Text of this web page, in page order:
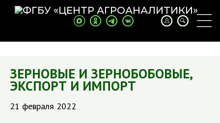
ЗЕРНОВЫЕ И ЗЕРНОБОБОВЫЕ,
ЭКСПОРТ И ИМПОРТ
21 февраля 2022